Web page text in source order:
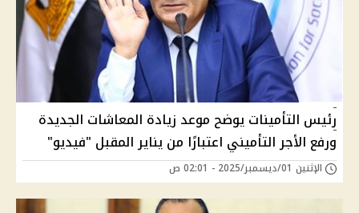
رئيس التأمينات يوضح موعد زيادة المعاشات الجديدة
ورفع الأجر التأميني اعتبارًا من يناير المقبل "فيديو"
الإثنين 01/ديسمبر/2025 - 02:01 ص